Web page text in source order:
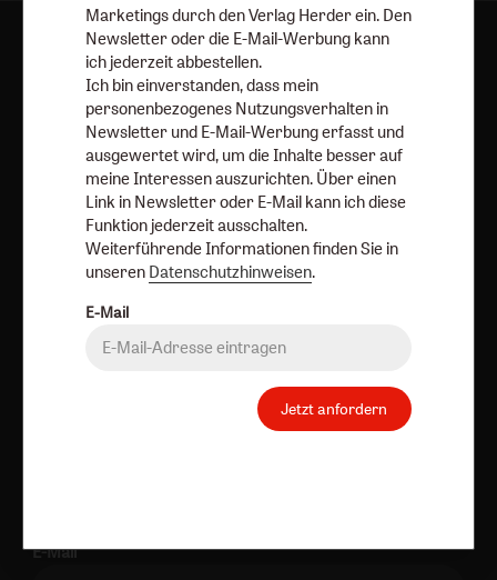
Herder Korrespondenz-Newsletter
Ja, ich möchte den kostenlosen Herder
Korrespondenz-Newsletter abonnierenund willige in
die Verwendung meiner Kontaktdaten zum Zweck des E-
Mail-Marketings durch den Verlag Herder ein. Den
Newsletter oder die E-Mail-Werbung kann ich jederzeit
abbestellen.
Ich bin einverstanden, dass mein personenbezogenes
Nutzungsverhalten in Newsletter und E-Mail-Werbung
meine Interessen auszurichten. Über einen Link in
Newsletter oder E-Mail kann ich diese Funktion jederzeit
E-Mail
Marketings durch den Verlag Herder ein. Den
Newsletter oder die E-Mail-Werbung kann
ich jederzeit abbestellen.
Ich bin einverstanden, dass mein
personenbezogenes Nutzungsverhalten in
Newsletter und E-Mail-Werbung erfasst und
ausgewertet wird, um die Inhalte besser auf
meine Interessen auszurichten. Über einen
Link in Newsletter oder E-Mail kann ich diese
Funktion jederzeit ausschalten.
Weiterführende Informationen finden Sie in
unseren Datenschutzhinweisen.
E-Mail
Jetzt anfordern